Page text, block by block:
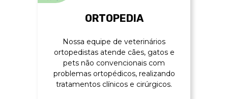
ORTOPEDIA
Nossa equipe de veterinários
ortopedistas atende cães, gatos e
pets não convencionais com
problemas ortopédicos, realizando
tratamentos clínicos e cirúrgicos.